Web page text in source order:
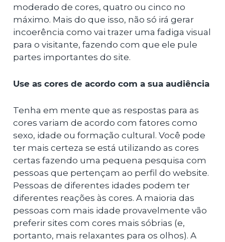
moderado de cores, quatro ou cinco no
máximo. Mais do que isso, não só irá gerar
incoerência como vai trazer uma fadiga visual
para o visitante, fazendo com que ele pule
partes importantes do site.
Use as cores de acordo com a sua audiência
Tenha em mente que as respostas para as
cores variam de acordo com fatores como
sexo, idade ou formação cultural. Você pode
ter mais certeza se está utilizando as cores
certas fazendo uma pequena pesquisa com
pessoas que pertençam ao perfil do website.
Pessoas de diferentes idades podem ter
diferentes reações às cores. A maioria das
pessoas com mais idade provavelmente vão
preferir sites com cores mais sóbrias (e,
portanto, mais relaxantes para os olhos). A